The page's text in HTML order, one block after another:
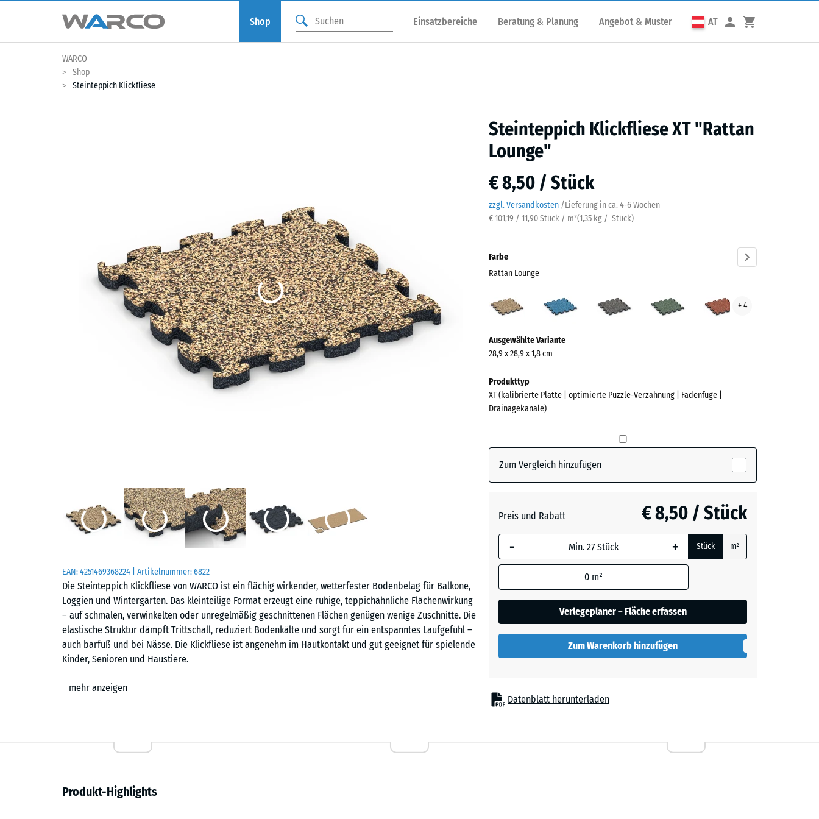
Shop Einsatzbereiche Beratung & Planung Angebot & Muster AT
WARCO
Shop
Steinteppich Klickfliese
Steinteppich Klickfliese XT "Rattan
Lounge"
€ 8,50 / Stück
zzgl. Versandkosten /Lieferung in ca. 4-6 Wochen
€ 101,19 / 11,90 Stück / m²(1,35 kg / Stück)
EAN:4251469368224 | Artikelnummer:6822
Die Steinteppich Klickfliese von WARCO ist ein flächig wirkender, wetterfester Bodenbelag für Balkone,
Loggien und Wintergärten. Das kleinteilige Format erzeugt eine ruhige, teppichähnliche Flächenwirkung
– auf schmalen, verwinkelten oder unregelmäßig geschnittenen Flächen genügen wenige Zuschnitte. Die
elastische Struktur dämpft Trittschall, reduziert Bodenkälte und sorgt für ein entspanntes Laufgefühl –
auch barfuß und bei Nässe. Die Klickfliese ist angenehm im Hautkontakt und gut geeignet für spielende
Kinder, Senioren und Haustiere.
Einfache Verlegung
zusammen und ist dank der fehlenden Fase auf dem Balkon kaum erkennbar. Zuschnitte können mit
eine Drainage auf der Unterseite. So wird die Bildung von Pfützen verhindert und der Balkon ist
ganzjährig nutzbar.
mehr anzeigen
Farbe
Rattan Lounge
Lounge
Granit
Rasen
+ 4
Informationen
zu
Farben?
Farbpalette
Lounge(active)
Atlantik
Dunkelgrauer
Rasen
Ausgewählte Variante
28,9 x 28,9 x 1,8 cm
Produkttyp
XT (kalibrierte Platte | optimierte Puzzle-Verzahnung | Fadenfuge |
Drainagekanäle)
Zum Vergleich hinzufügen
Preis und Rabatt € 8,50 / Stück
- + Stück m²
0 m²
Verlegeplaner – Fläche erfassen
Zum Warenkorb hinzufügen
Datenblatt herunterladen
Produkt-Highlights